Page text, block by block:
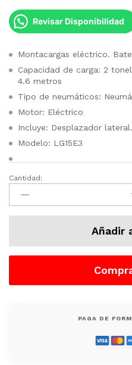
Revisar Disponibilidad
Montacargas eléctrico.
Capacidad de carga: 2
4.6 metros
Tipo de neumáticos:
Motor: Eléctrico
Incluye: Desplazador
Modelo: LG15E3
Montacargas
Eléctrico
Lonking
(2
Ton)
Triciclo
Cantidad:
Añadir
PAGA DE